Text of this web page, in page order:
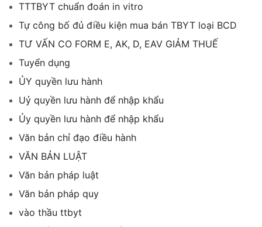
TTTBYT chuẩn đoán in vitro
Tự công bố đủ điều kiện mua bán TBYT loại BCD
TƯ VẤN CO FORM E, AK, D, EAV GIẢM THUẾ
Tuyển dụng
ỦY quyền lưu hành
Uỷ quyền lưu hành để nhập khẩu
Ủy quyền lưu hành để nhập khẩu
Văn bản chỉ đạo điều hành
VĂN BẢN LUẬT
Văn bản pháp luật
Văn bản pháp quy
vào thầu ttbyt